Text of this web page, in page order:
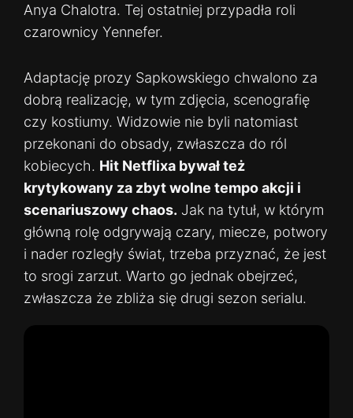
Anya Chalotra. Tej ostatniej przypadła roli
czarownicy Yennefer.
Adaptację prozy Sapkowskiego chwalono za
dobrą realizację, w tym zdjęcia, scenografię
czy kostiumy. Widzowie nie byli natomiast
przekonani do obsady, zwłaszcza do ról
kobiecych. Hit Netflixa bywał też
krytykowany za zbyt wolne tempo akcji i
scenariuszowy chaos. Jak na tytuł, w którym
główną rolę odgrywają czary, miecze, potwory
i nader rozległy świat, trzeba przyznać, że jest
to srogi zarzut. Warto go jednak obejrzeć,
zwłaszcza że zbliża się drugi sezon serialu.